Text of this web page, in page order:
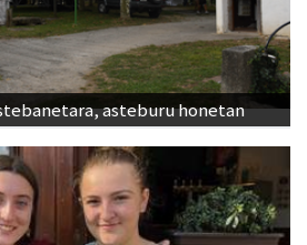
asteburu honetan